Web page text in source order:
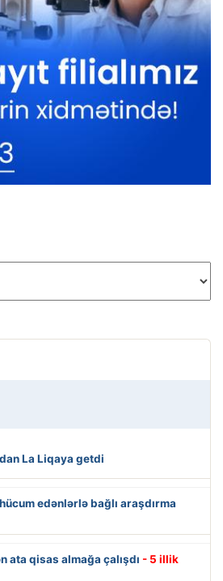
La Liqaya getdi
edənlərlə bağlı araşdırma
ata qisas almağa çalışdı - 5 illik